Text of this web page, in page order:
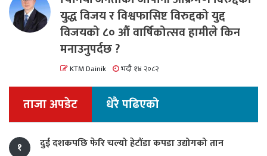
युद्ध विजय र विश्वफासिष्ट विरुद्दको युद्द
विजयको ८० औं वार्षिकोत्सव हामीले किन
मनाउनुपर्दछ ?
KTM Dainik भदौ १४ २०८२
ताजा अपडेट धेरै पढिएको
१ दुई दशकपछि फेरि चल्यो हेटौंडा कपडा उद्योगको तान